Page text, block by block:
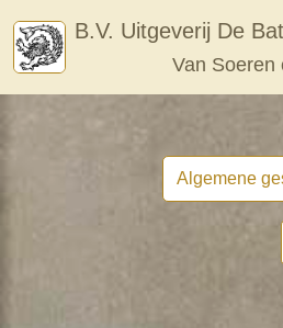
content
B.V. Uitgeverij De
Van Soeren
Algemene